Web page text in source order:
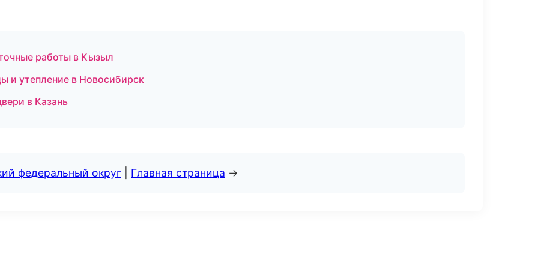
работы в Кызыл
и утепление в Новосибирск
в Казань
федеральный округ Главная страница →